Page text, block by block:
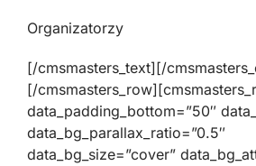
Organizatorzy
[/cmsmasters_text][/
[/
data_padding_bottom=”50″
data_bg_parallax_ratio=”0.5″
data_bg_size=”cover”